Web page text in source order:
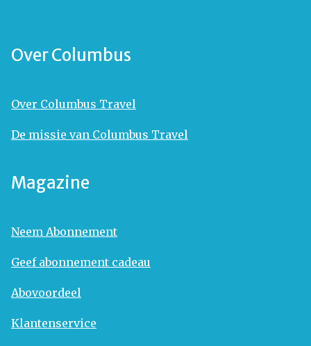
Over Columbus
Over Columbus Travel
De missie van Columbus Travel
Magazine
Neem Abonnement
Geef abonnement cadeau
Abovoordeel
Klantenservice